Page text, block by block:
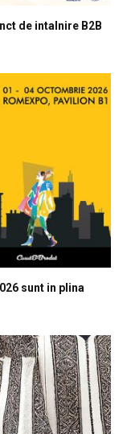
de intalnire B2B
sunt in plina